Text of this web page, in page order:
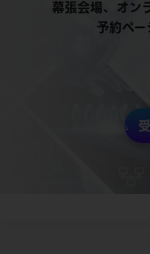
幕張会場、オン
予約ペー